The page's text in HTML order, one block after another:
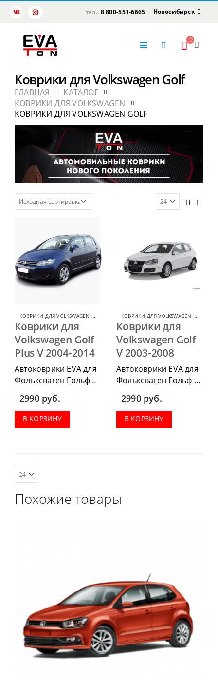
тел.: 8 800-551-6665 Новосибирск
Коврики для Volkswagen Golf
ГЛАВНАЯ
КАТАЛОГ
КОВРИКИ ДЛЯ VOLKSWAGEN
КОВРИКИ ДЛЯ VOLKSWAGEN GOLF
КОВРИКИ ДЛЯ VOLKSWAGEN GOLF КОВРИКИ ДЛЯ VOLKSWAGEN
Коврики для
Volkswagen Golf
Plus V 2004-2014
Автоковрики EVA для
Фольксваген Гольф
Плюс 5 2004-2014
можно приобрести в
комплектации:
водительский коврик,
2990 руб.
В КОРЗИНУ
КОВРИКИ ДЛЯ VOLKSWAGEN GOLF
Коврики для
Volkswagen Golf
V 2003-2008
Автоковрики EVA для
Фольксваген Гольф 5
2003-2008 можно
приобрести в
комплектации:
водительский коврик,
2990 руб.
В КОРЗИНУ
Похожие товары